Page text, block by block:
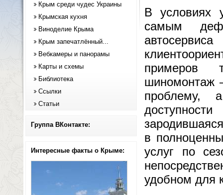
Крым среди чудес Украины
Крымская кухня
Виноделие Крыма
Крым запечатлённый...
Вебкамеры и панорамы
Карты и схемы
Библиотека
Ссылки
Статьи
Группа ВКонтакте:
Интересные факты о Крыме:
В условиях
самым
примеров
шиномонтаж
проблему,
в
услуг по
удобном для